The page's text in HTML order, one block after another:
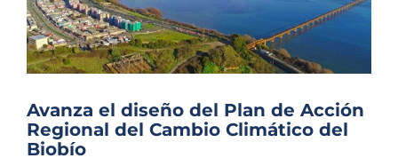
Avanza el diseño del Plan de Acción
Regional del Cambio Climático del
Biobío